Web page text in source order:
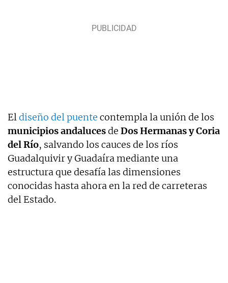
Eldiseño del puente contempla la unión de los
municipios andalucesde Dos Hermanas y Coria
del Río, salvando los cauces de los ríos
Guadalquivir y Guadaíra mediante una
estructura que desafía las dimensiones
conocidas hasta ahora en la red de carreteras
del Estado.